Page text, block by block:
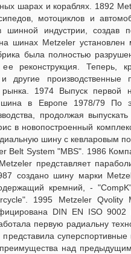
шарах и кораблях. 1892
мотоциклов и
шинной индустрии, создав
шинах Меtzeler установлен
была полностью
реконструкция. Теперь,
и другие
1974 Выпуск первой
в Европе 1978/79 По
продолжая
в новопостроенный
шину с кевларовым
Belt System "MBS". 1986
представляет
создано шину марки
кремний, -
1995 Меtzeler Qvolity
DIN EN ISO 9002
первую радиальну
над